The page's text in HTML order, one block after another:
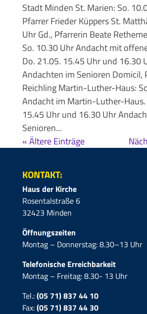
Stadt Minden St. Marien: So.
Pfarrer Frieder Küppers St.
Uhr Gd., Pfarrerin Beate
So. 10.30 Uhr Andacht mit
Do. 21.05. 15.45 Uhr und 16.30
Andachten im Senioren Domicil,
Reichling Martin-Luther-Haus:
Andacht im Martin-Luther-Haus.
15.45 Uhr und 16.30 Uhr
Senioren...
« Ältere Einträge
KONTAKT:
Haus der Kirche
Rosentalstraße 6
32423 Minden
Öffnungszeiten
Montag – Donnerstag: 8.30–13 Uhr
Telefonische Erreichbarkeit
Montag – Freitag: 8.30- 13 Uhr
Tel.:(05 71) 837 44 10
Fax:(05 71)837 44 30